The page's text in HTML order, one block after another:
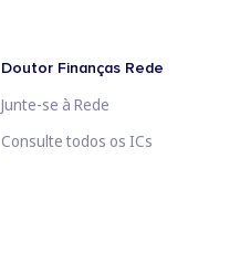
Doutor Finanças Rede
Junte-se à Rede
Consulte todos os ICs